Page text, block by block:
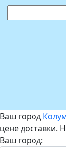
Ваш город
цене доставки.
Ваш город: